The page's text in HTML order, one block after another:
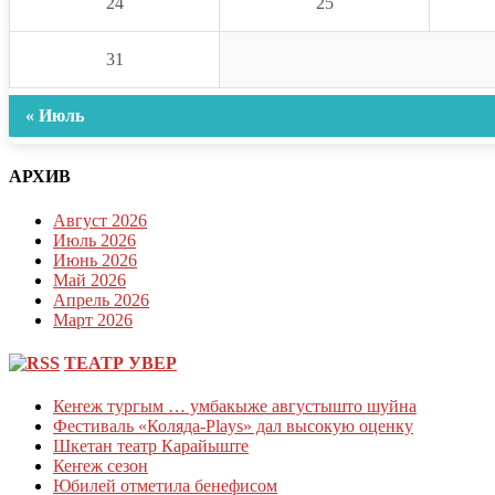
31
« Июль
АРХИВ
Август 2026
Июль 2026
Июнь 2026
Май 2026
Апрель 2026
Март 2026
ТЕАТР УВЕР
Кеҥеж тургым … умбакыже августышто шуйна
Фестиваль «Коляда-Plays» дал высокую оценку
Шкетан театр Карайыште
Кеҥеж сезон
Юбилей отметила бенефисом